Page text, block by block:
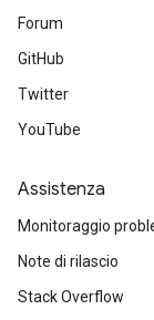
Forum
GitHub
Twitter
YouTube
Assistenza
Monitoraggio
Note di rilascio
Stack Overflow